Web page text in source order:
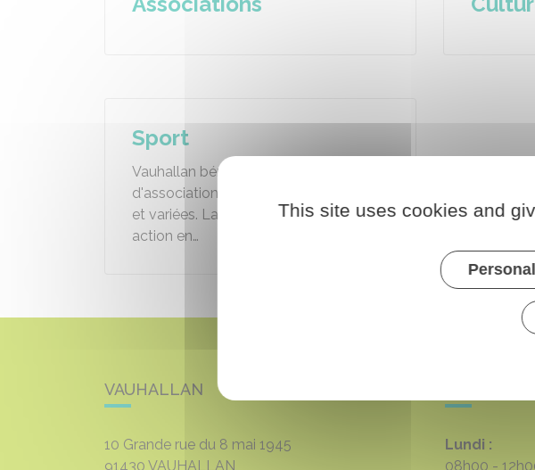
Sport
Vauhallan bénéficie d'un réseaux
d'associations sportives dynamiques
et variées. La commune soutient leur
action en…
VAUHALLAN
10 Grande rue du 8 mai 1945
91430 VAUHALLAN
Lundi :
08h00 -
This site uses cookies and